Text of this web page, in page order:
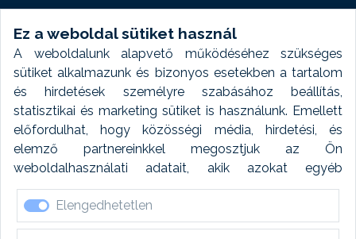
Ez a weboldal sütiket használ
A weboldalunk alapvető működéséhez szükséges
sütiket alkalmazunk és bizonyos esetekben a tartalom
és hirdetések személyre szabásához beállítás,
statisztikai és marketing sütiket is használunk. Emellett
előfordulhat, hogy közösségi média, hirdetési, és
elemző partnereinkkel megosztjuk az Ön
weboldalhasználati adatait, akik azokat egyéb
forrásokból gyűjtött adatokkal kombinálhatják. A sütik
elfogadásával kapcsolatosan naplózást végzünk és
ezen adatokat 6 hónap után automatikusan töröljük. A
Elengedhetetlen
Weboldal modul
Fényképtár extra modul
Autómosó modul
Feladatütemezés